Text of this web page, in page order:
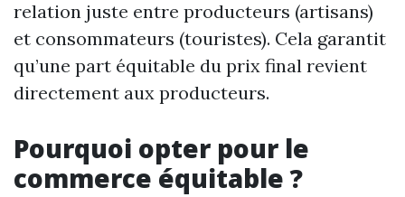
relation juste entre producteurs (artisans)
et consommateurs (touristes). Cela garantit
qu’une part équitable du prix final revient
directement aux producteurs.
Pourquoi opter pour le
commerce équitable ?